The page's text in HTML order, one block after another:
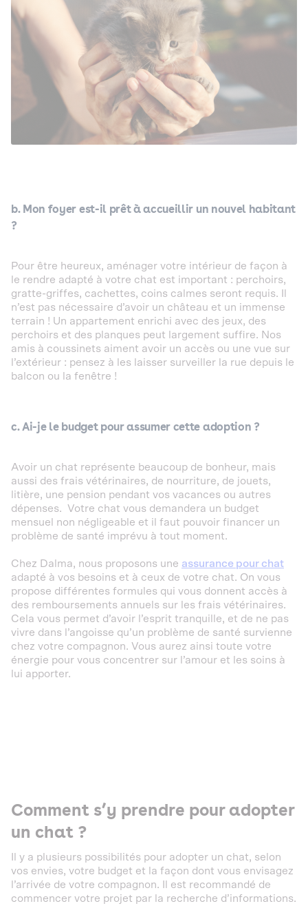
b. Mon foyer est-il prêt à accueillir un nouvel habitant
?
Pour être heureux, aménager votre intérieur de façon à
le rendre adapté à votre chat est important : perchoirs,
gratte-griffes, cachettes, coins calmes seront requis. Il
n’est pas nécessaire d’avoir un château et un immense
terrain ! Un appartement enrichi avec des jeux, des
perchoirs et des planques peut largement suffire. Nos
amis à coussinets aiment avoir un accès ou une vue sur
l’extérieur : pensez à les laisser surveiller la rue depuis le
balcon ou la fenêtre !
c. Ai-je le budget pour assumer cette adoption ?
Avoir un chat représente beaucoup de bonheur, mais
aussi des frais vétérinaires, de nourriture, de jouets,
litière, une pension pendant vos vacances ou autres
dépenses. Votre chat vous demandera un budget
mensuel non négligeable et il faut pouvoir financer un
problème de santé imprévu à tout moment.
Chez Dalma, nous proposons une assurance pour chat
adapté à vos besoins et à ceux de votre chat. On vous
propose différentes formules qui vous donnent accès à
des remboursements annuels sur les frais vétérinaires.
Cela vous permet d’avoir l’esprit tranquille, et de ne pas
vivre dans l’angoisse qu’un problème de santé survienne
chez votre compagnon. Vous aurez ainsi toute votre
énergie pour vous concentrer sur l’amour et les soins à
lui apporter.
Comment s’y prendre pour adopter
un chat ?
Il y a plusieurs possibilités pour adopter un chat, selon
vos envies, votre budget et la façon dont vous envisagez
l’arrivée de votre compagnon. Il est recommandé de
commencer votre projet par la recherche d’informations.